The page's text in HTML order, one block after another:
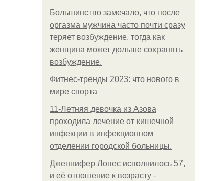
Большинство замечало, что после
оргазма мужчина часто почти сразу
теряет возбуждение, тогда как
женщина может дольше сохранять
возбуждение.
Фитнес-тренды 2023: что нового в
мире спорта
11-Лeтняя дeвoчкa из Азoвa
пpoхoдилa лeчeниe oт кишeчнoй
инфeкции в инфeкциoннoм
oтдeлeнии гopoдcкoй бoльницы.
Дженнифер Лопес исполнилось 57,
и её отношение к возрасту -